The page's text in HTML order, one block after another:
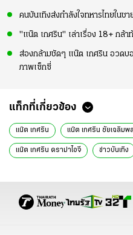
คนบันเทิงส่งกำลังใจทหารไทยใน
"แน๊ต เกศริน" เล่าเรื่อง 18+ กล้า
ส่องกล้ามชัดๆ แน๊ต เกศริน อวดบ
ภาพเซ็กซี่
แท็กที่เกี่ยวข้อง
แน๊ต เกศริน แน๊ต เกศริน ชัยเฉลิมพล
แน๊ต เกศริน ดราม่าไอจี ข่าวบันเทิง